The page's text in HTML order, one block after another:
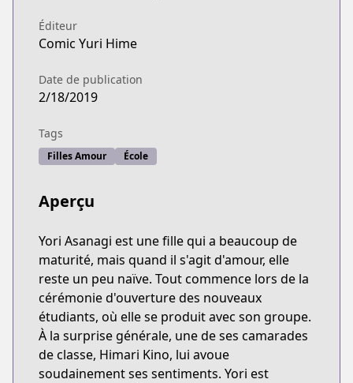
Éditeur
Comic Yuri Hime
Date de publication
2/18/2019
Tags
Filles Amour École
Aperçu
Yori Asanagi est une fille qui a beaucoup de
maturité, mais quand il s'agit d'amour, elle
reste un peu naïve. Tout commence lors de la
cérémonie d'ouverture des nouveaux
étudiants, où elle se produit avec son groupe.
À la surprise générale, une de ses camarades
de classe, Himari Kino, lui avoue
soudainement ses sentiments. Yori est